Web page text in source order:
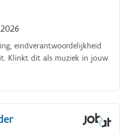
eindverantwoordelijkheid
Klinkt dit als muziek in jouw